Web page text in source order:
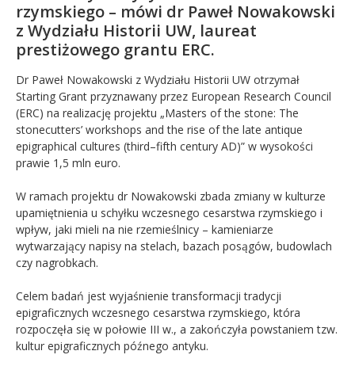
rzymskiego – mówi dr Paweł Nowakowski
z Wydziału Historii UW, laureat
prestiżowego grantu ERC.
Dr Paweł Nowakowski z Wydziału Historii UW otrzymał
Starting Grant przyznawany przez European Research Council
(ERC) na realizację projektu „Masters of the stone: The
stonecutters’ workshops and the rise of the late antique
epigraphical cultures (third–fifth century AD)” w wysokości
prawie 1,5 mln euro.
W ramach projektu dr Nowakowski zbada zmiany w kulturze
upamiętnienia u schyłku wczesnego cesarstwa rzymskiego i
wpływ, jaki mieli na nie rzemieślnicy – kamieniarze
wytwarzający napisy na stelach, bazach posągów, budowlach
czy nagrobkach.
Celem badań jest wyjaśnienie transformacji tradycji
epigraficznych wczesnego cesarstwa rzymskiego, która
rozpoczęła się w połowie III w., a zakończyła powstaniem tzw.
kultur epigraficznych późnego antyku.